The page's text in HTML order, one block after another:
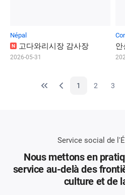
Népal
N 고다와리시장 감사장
2026-05-31
안
1 2 3
Service social de
Nous mettons en
service au-delà des
culture et de